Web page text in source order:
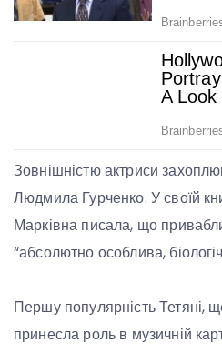
Зовнішністю актриси
Людмила Гурченко. У своїй
Марківна писала, що
“абсолютно особлива,
Першу популярність Тетяні,
принесла роль в музичній